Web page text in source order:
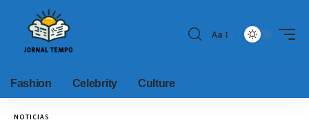
Aa
Fashion Celebrity Culture
NOTICIAS